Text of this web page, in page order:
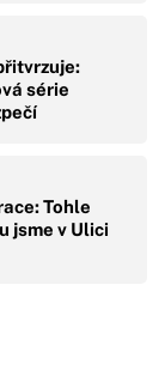
série
Tohle
jsme v Ulici